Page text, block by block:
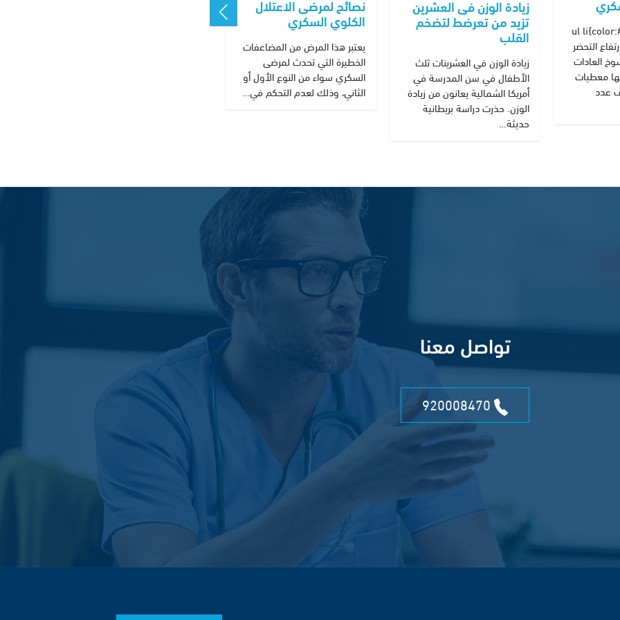
ul
التحضر
العادات
معطيات
عدد
زيادة الوزن فى العشرين
تزيد من تعرضط لتضخم
القلب
زيادة الوزن في العشرينات ثلث
الأطفال في سن المدرسة في
أمريكا الشمالية يعانون من زيادة
الوزن. حذرت دراسة بريطانية
حديثة…
نصائح لمرضى الاعتلال
الكلوي السكري
يعتبر هذا المرض من المضاعفات
الخطيرة التي تحدث لمرضى
السكري سواء من النوع الأول أو
الثاني، وذلك لعدم التحكم في…
تواصل معنا